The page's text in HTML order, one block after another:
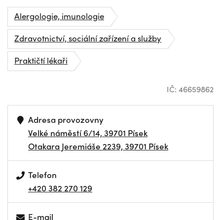
Alergologie, imunologie
Zdravotnictví, sociální zařízení a služby
Praktičtí lékaři
IČ: 46659862
Adresa provozovny
Velké náměstí 6/14, 39701 Písek
Otakara Jeremiáše 2239, 39701 Písek
Telefon
+420 382 270 129
E-mail